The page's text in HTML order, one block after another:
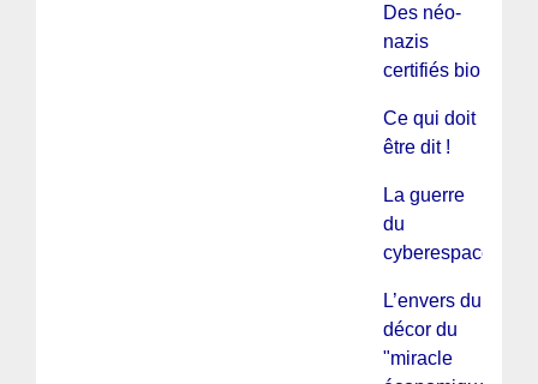
Des néo-
nazis
certifiés bio
Ce qui doit
être dit !
La guerre
du
cyberespace
L’envers du
décor du
"miracle